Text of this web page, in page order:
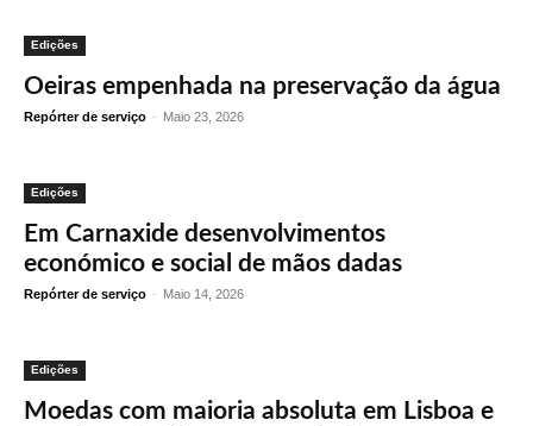
Edições
Oeiras empenhada na preservação da água
Repórter de serviço - Maio 23, 2026
Edições
Em Carnaxide desenvolvimentos
económico e social de mãos dadas
Repórter de serviço - Maio 14, 2026
Edições
Moedas com maioria absoluta em Lisboa e